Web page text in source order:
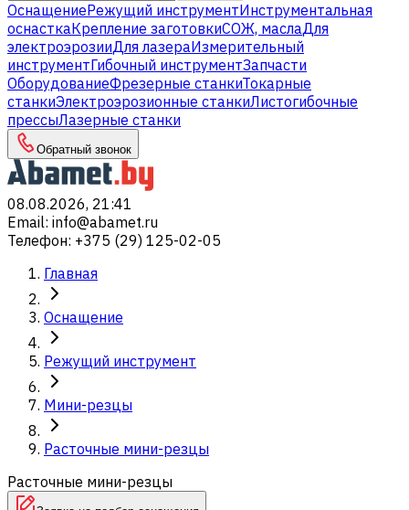
ОснащениеРежущий инструментИнструментальная
оснасткаКрепление заготовкиСОЖ, маслаДля
электроэрозииДля лазераИзмерительный
инструментГибочный инструментЗапчасти
ОборудованиеФрезерные станкиТокарные
станкиЭлектроэрозионные станкиЛистогибочные
прессыЛазерные станки
Обратный звонок
08.08.2026, 21:41
Email: info@abamet.ru
Телефон: +375 (29) 125-02-05
Главная
Оснащение
Режущий инструмент
Мини-резцы
Расточные мини-резцы
Расточные мини-резцы